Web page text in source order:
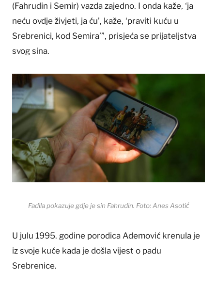
(Fahrudin i Semir) vazda zajedno. I onda kaže, ‘ja
neću ovdje živjeti, ja ću’, kaže, ‘praviti kuću u
Srebrenici, kod Semira’”, prisjeća se prijateljstva
svog sina.
Fadila pokazuje gdje je sin Fahrudin. Foto: Anes Asotić
U julu 1995. godine porodica Ademović krenula je
iz svoje kuće kada je došla vijest o padu
Srebrenice.